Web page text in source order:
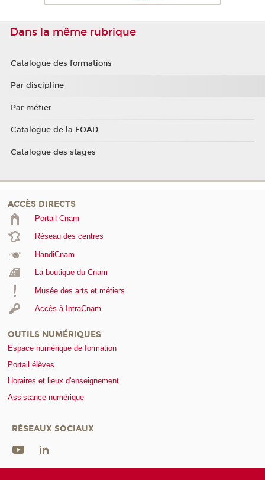
Dans la même rubrique
Catalogue des formations
Par discipline
Par métier
Catalogue de la FOAD
Catalogue des stages
ACCÈS DIRECTS
Portail Cnam
Réseau des centres
HandiCnam
La boutique du Cnam
Musée des arts et métiers
Accès à IntraCnam
OUTILS NUMÉRIQUES
Espace numérique de formation
Portail élèves
Horaires et lieux d'enseignement
Assistance numérique
RÉSEAUX SOCIAUX